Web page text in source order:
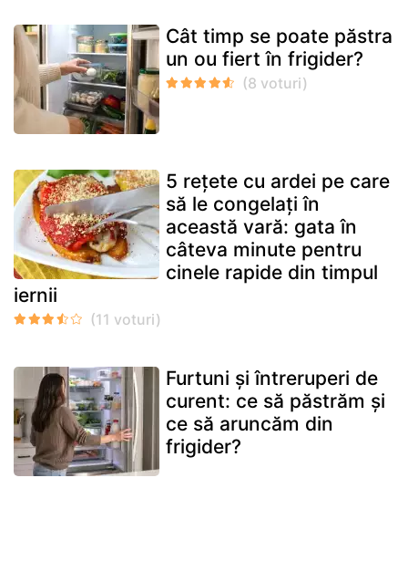
Cât timp se poate păstra
un ou fiert în frigider?
5 rețete cu ardei pe care
să le congelați în
această vară: gata în
câteva minute pentru
cinele rapide din timpul
iernii
Furtuni și întreruperi de
curent: ce să păstrăm și
ce să aruncăm din
frigider?